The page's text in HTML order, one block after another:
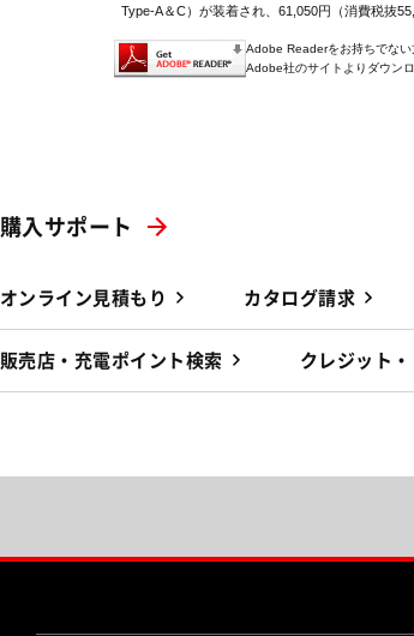
Type-A＆C）が装着され、61,050円（消費税抜
Adobe Readerをお持ちでない
Adobe社のサイトよりダウン
購入サポート
オンライン見積もり カタログ請求
販売店・充電ポイント検索 クレジット・